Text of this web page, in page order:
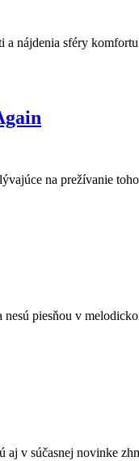
a nájdenia sféry
na prežívanie
piesňou v
v súčasnej novinke